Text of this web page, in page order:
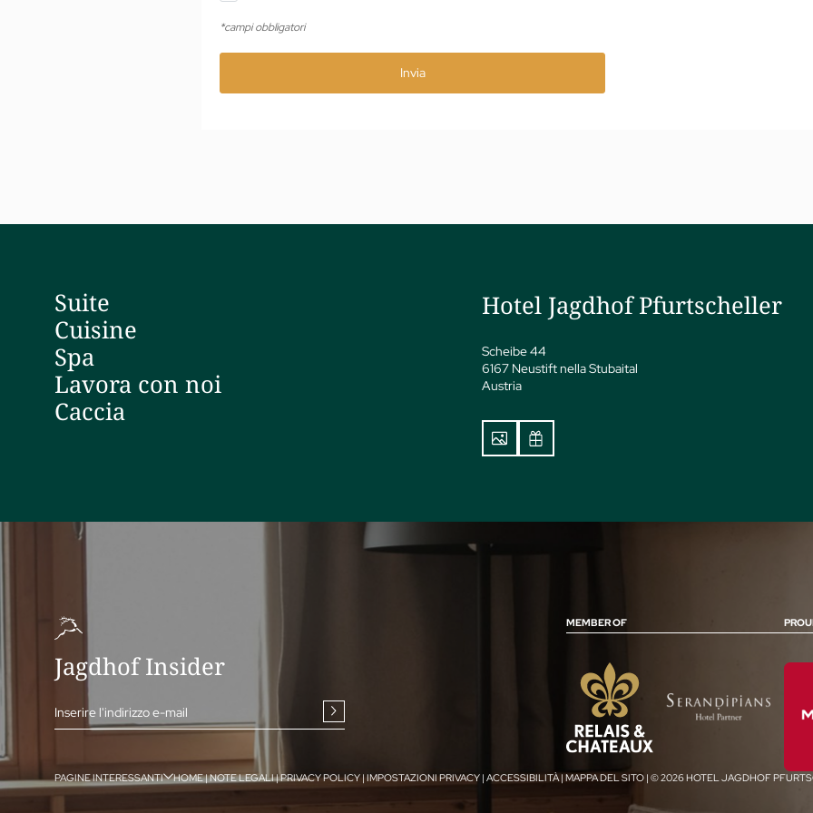
*campi obbligatori
Invia
Suite
Cuisine
Spa
Lavora con noi
Caccia
Hotel Jagdhof Pfurtscheller
Scheibe 44
6167 Neustift nella Stubaital
Austria
Jagdhof Insider
Inserire l'indirizzo e-mail
MEMBER OF
PAGINE INTERESSANTI HOME|NOTE LEGALI|PRIVACY POLICY| IMPOSTAZIONI PRIVACY | ACCESSIBILITÀ| MAPPA DEL SITO | © 2026 HOTEL JAGDHOF